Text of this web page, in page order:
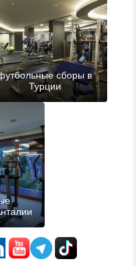
сборы в
Турции